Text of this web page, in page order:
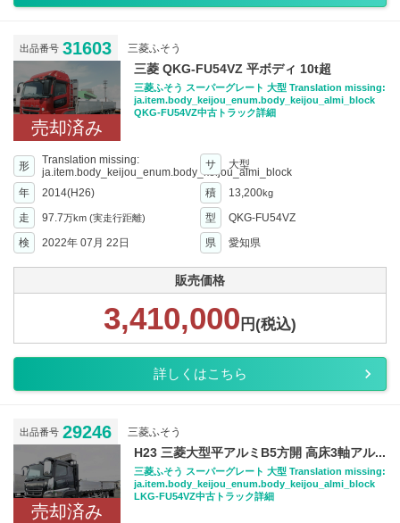
出品番号 31603 三菱ふそう
売却済み
三菱 QKG-FU54VZ 平ボディ 10t超
三菱ふそう スーパーグレート 大型 Translation missing:
ja.item.body_keijou_enum.body_keijou_almi_block
QKG-FU54VZ中古トラック詳細
形
Translation missing:
ja.item.body_keijou_enum.body_keijou_almi_block
サ 大型
年 2014(H26) 積 13,200kg
走 97.7万km (実走行距離) 型
QKG-FU54VZ
検
2022年 07月 22日 県 愛知県
販売価格
3,410,000 円(税込)
詳しくはこちら
出品番号 29246 三菱ふそう
売却済み
H23 三菱大型平アルミB5方開 高床3軸アル...
三菱ふそう スーパーグレート 大型 Translation missing:
ja.item.body_keijou_enum.body_keijou_almi_block
LKG-FU54VZ中古トラック詳細